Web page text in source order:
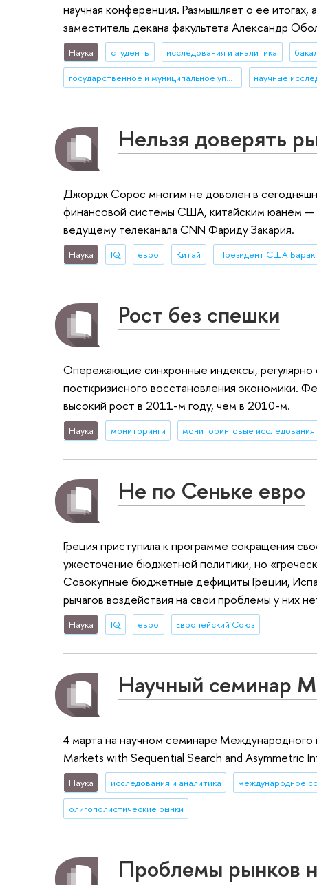
научная конференция. Размышляет о ее
заместитель декана факультета Александр
Наука студенты исследования и аналитика
государственное и муниципальное управление научные
Нельзя доверять
Джордж Сорос многим не доволен в
финансовой системы США, китайским юанем —
ведущему телеканала CNN Фариду Закария.
Наука IQ евро Китай Президент США
Рост без спешки
Опережающие синхронные индексы,
посткризисного восстановления экономики.
высокий рост в 2011-м году, чем в 2010-м.
Наука мониторинги мониторинговые исследования
Не по Сеньке евро
Греция приступила к программе сокращения
ужесточение бюджетной политики, но
Совокупные бюджетные дефициты Греции,
рычагов воздействия на свои проблемы у них
Наука IQ евро Европейский Союз
Научный семинар
4 марта на научном семинаре
Markets with Sequential Search and Asymmetric
Наука исследования и аналитика международное
олигополистические рынки
Проблемы рынков